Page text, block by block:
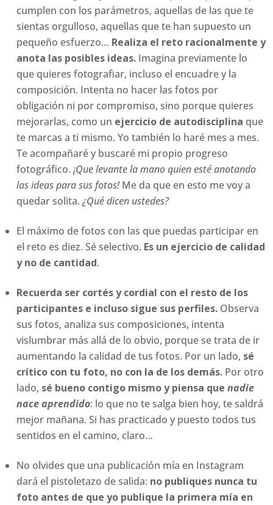
cumplen con los parámetros, aquellas de las que te
sientas orgulloso, aquellas que te han supuesto un
pequeño esfuerzo… Realiza el reto racionalmente y
anota las posibles ideas. Imagina previamente lo
que quieres fotografiar, incluso el encuadre y la
composición. Intenta no hacer las fotos por
obligación ni por compromiso, sino porque quieres
mejorarlas, como un ejercicio de autodisciplina que
te marcas a ti mismo. Yo también lo haré mes a mes.
Te acompañaré y buscaré mi propio progreso
fotográfico.¡Que levante la mano quien esté anotando
las ideas para sus fotos!Me da que en esto me voy a
quedar solita.¿Qué dicen ustedes?
El máximo de fotos con las que puedas participar en
el reto es diez. Sé selectivo. Es un ejercicio de calidad
y no de cantidad.
Recuerda ser cortés y cordial con el resto de los
participantes e incluso sigue sus perfiles. Observa
sus fotos, analiza sus composiciones, intenta
vislumbrar más allá de lo obvio, porque se trata de ir
aumentando la calidad de tus fotos. Por un lado, sé
crítico con tu foto, no con la de los demás. Por otro
lado, sé bueno contigo mismo y piensa quenadie
nace aprendido: lo que no te salga bien hoy, te saldrá
mejor mañana. Si has practicado y puesto todos tus
sentidos en el camino, claro…
No olvides que una publicación mía en Instagram
dará el pistoletazo de salida: no publiques nunca tu
foto antes de que yo publique la primera mía en